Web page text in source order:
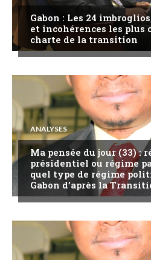
Gabon : Les 24
et incohérences les plus
charte de la transition
ANALYSES
Ma pensée du jour (33) :
présidentiel ou régime
quel type de régime
Gabon d’après la